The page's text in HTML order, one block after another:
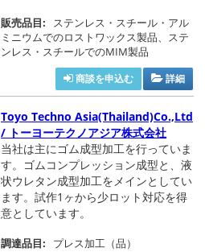
販売品目:
ステンレス・スチール・アル
ミニウムでのロストワックス製品、ステ
ンレス・スチールでのMIM製品
詳細
商談を申込む
Toyo Techno Asia(Thailand)Co.,Ltd
/ トーヨーテクノアジア株式会社
当社は主にゴム成型加工を行っていま
す。ゴムコンプレッション成型と、液
状ウレタン成型加工をメインとしてい
ます。試作1ヶから少ロット対応を得
意としています。
調達品目:
プレス加工（品）